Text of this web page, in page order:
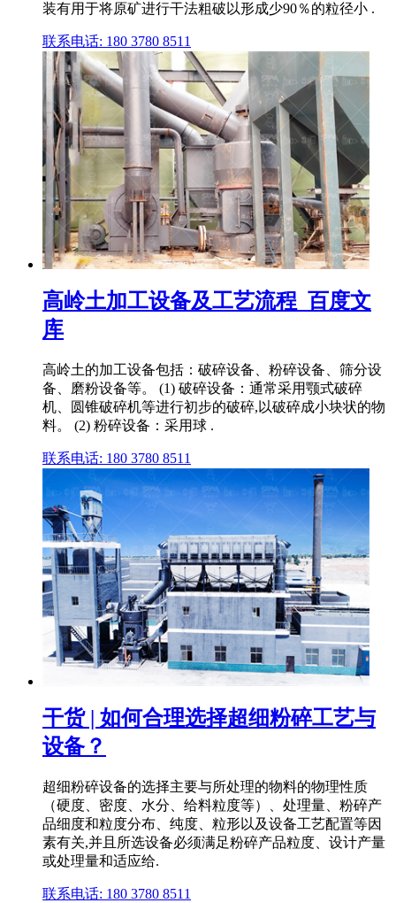
装有用于将原矿进行干法粗破以形成少90％的粒径小 .
联系电话: 180 3780 8511
高岭土加工设备及工艺流程_百度文
库
高岭土的加工设备包括：破碎设备、粉碎设备、筛分设
备、磨粉设备等。 (1) 破碎设备：通常采用颚式破碎
机、圆锥破碎机等进行初步的破碎,以破碎成小块状的物
料。 (2) 粉碎设备：采用球 .
联系电话: 180 3780 8511
干货 | 如何合理选择超细粉碎工艺与
设备？
超细粉碎设备的选择主要与所处理的物料的物理性质
（硬度、密度、水分、给料粒度等）、处理量、粉碎产
品细度和粒度分布、纯度、粒形以及设备工艺配置等因
素有关,并且所选设备必须满足粉碎产品粒度、设计产量
或处理量和适应给.
联系电话: 180 3780 8511